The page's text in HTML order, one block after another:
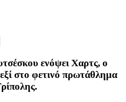
ενόψει Χαρτς, ο
στο φετινό πρωτάθλημα